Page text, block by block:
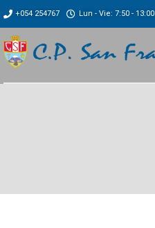
+054 254767 Lun - Vie: 7:50 - 13:00